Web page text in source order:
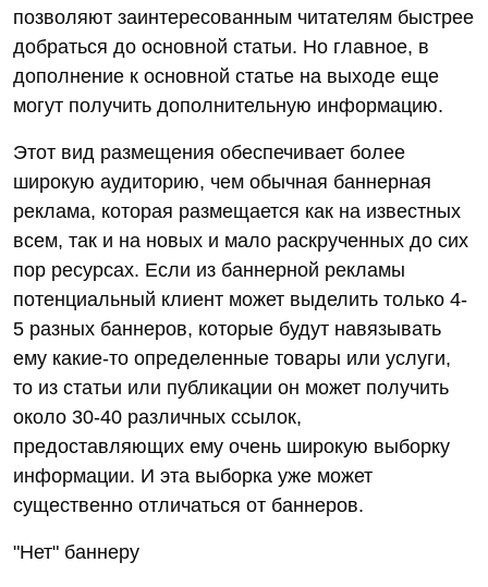
позволяют заинтересованным читателям быстрее
добраться до основной статьи. Но главное, в
дополнение к основной статье на выходе еще
могут получить дополнительную информацию.
Этот вид размещения обеспечивает более
широкую аудиторию, чем обычная баннерная
реклама, которая размещается как на известных
всем, так и на новых и мало раскрученных до сих
пор ресурсах. Если из баннерной рекламы
потенциальный клиент может выделить только 4-
5 разных баннеров, которые будут навязывать
ему какие-то определенные товары или услуги,
то из статьи или публикации он может получить
около 30-40 различных ссылок,
предоставляющих ему очень широкую выборку
информации. И эта выборка уже может
существенно отличаться от баннеров.
"Нет" баннеру